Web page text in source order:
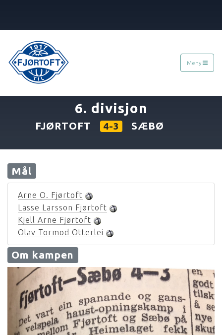
Meny
6. divisjon
FJØRTOFT 4-3 SÆBØ
Mål
Arne O. Fjørtoft
Lasse Larsson Fjørtoft
Kjell Arne Fjørtoft
Olav Tormod Otterlei
Om kampen